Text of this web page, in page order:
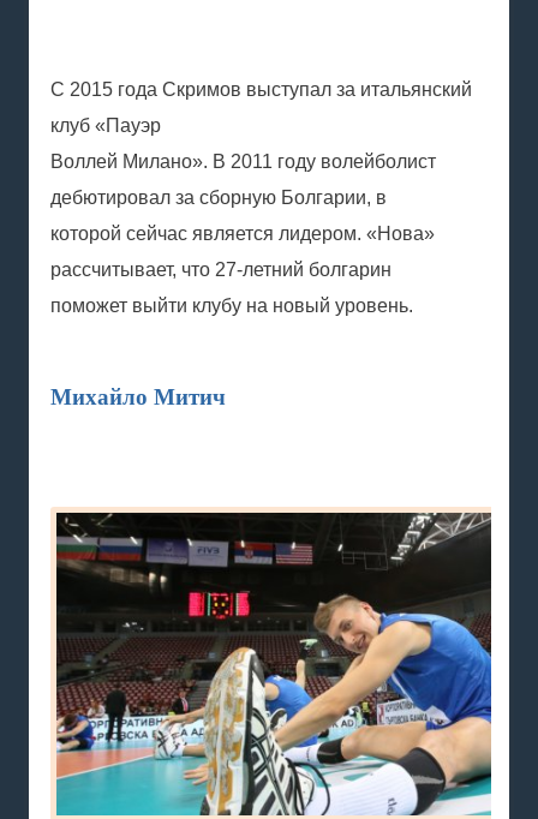
С 2015 года Скримов выступал за итальянский
клуб «Пауэр
Воллей Милано». В 2011 году волейболист
дебютировал за сборную Болгарии, в
которой сейчас является лидером. «Нова»
рассчитывает, что 27-летний болгарин
поможет выйти клубу на новый уровень.
Михайло Митич